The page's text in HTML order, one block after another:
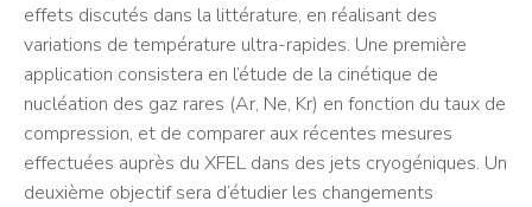
effets discutés dans la littérature, en réalisant des
variations de température ultra-rapides. Une première
application consistera en l’étude de la cinétique de
nucléation des gaz rares (Ar, Ne, Kr) en fonction du taux de
compression, et de comparer aux récentes mesures
effectuées auprès du XFEL dans des jets cryogéniques. Un
deuxième objectif sera d’étudier les changements